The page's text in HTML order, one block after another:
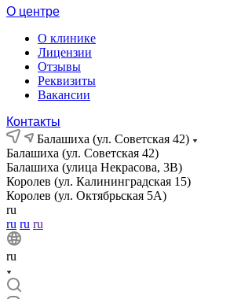
О центре
О клинике
Лицензии
Отзывы
Реквизиты
Вакансии
Контакты
Балашиха (ул. Советская 42)
Балашиха (ул. Советская 42)
Балашиха (улица Некрасова, 3В)
Королев (ул. Калининградская 15)
Королев (ул. Октябрьская 5А)
ru
ru ru ru
ru